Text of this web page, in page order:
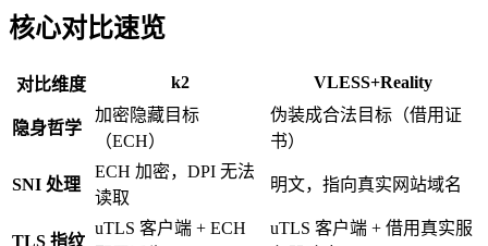
核心对比速览
对比维度 k2 VLESS+Reality
隐身哲学
加密隐藏目标
（ECH）
伪装成合法目标（借用证
书）
SNI 处理
ECH 加密，DPI 无法
读取
明文，指向真实网站域名
TLS 指纹
uTLS 客户端 + ECH
uTLS 客户端 + 借用真实服